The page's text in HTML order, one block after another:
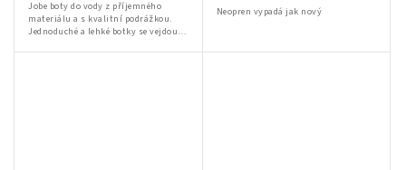
Jobe boty do vody z příjemného
materiálu a s kvalitní podrážkou.
Jednoduché a lehké botky se vejdou
Neopren vypadá jak nový